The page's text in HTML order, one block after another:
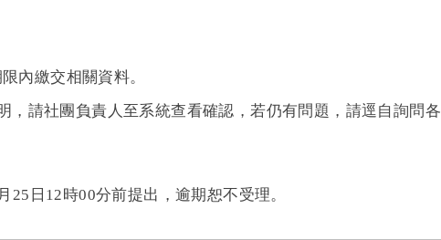
內繳交相關資料。
，請社團負責人至系統查看確認，若仍有問題，請逕自詢問各
日12時00分前提出，逾期恕不受理。